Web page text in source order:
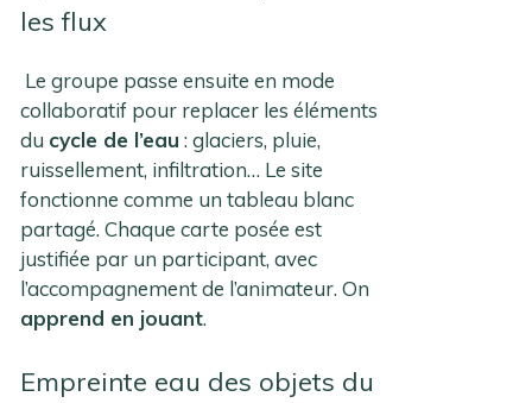
les flux
Le groupe passe ensuite en mode
collaboratif pour replacer les éléments
du cycle de l’eau : glaciers, pluie,
ruissellement, infiltration… Le site
fonctionne comme un tableau blanc
partagé. Chaque carte posée est
justifiée par un participant, avec
l’accompagnement de l’animateur. On
apprend en jouant.
Empreinte eau des objets du